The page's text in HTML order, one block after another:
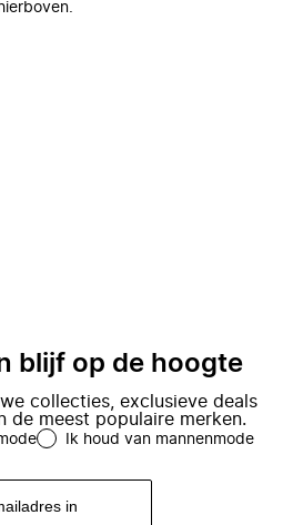
hierboven.
blijf op de hoogte
collecties, exclusieve deals
de meest populaire merken.
Ik houd van mannenmode